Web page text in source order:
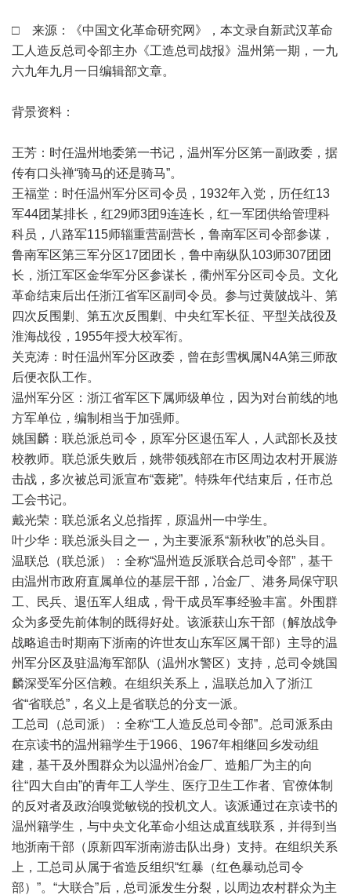
□ 来源：《中国文化革命研究网》，本文录自新武汉革命
工人造反总司令部主办《工造总司战报》温州第一期，一九
六九年九月一日编辑部文章。
背景资料：
王芳：时任温州地委第一书记，温州军分区第一副政委，据
传有口头禅“骑马的还是骑马”。
王福堂：时任温州军分区司令员，1932年入党，历任红13
军44团某排长，红29师3团9连连长，红一军团供给管理科
科员，八路军115师辎重营副营长，鲁南军区司令部参谋，
鲁南军区第三军分区17团团长，鲁中南纵队103师307团团
长，浙江军区金华军分区参谋长，衢州军分区司令员。文化
革命结束后出任浙江省军区副司令员。参与过黄陂战斗、第
四次反围剿、第五次反围剿、中央红军长征、平型关战役及
淮海战役，1955年授大校军衔。
关克涛：时任温州军分区政委，曾在彭雪枫属N4A第三师敌
后便衣队工作。
温州军分区：浙江省军区下属师级单位，因为对台前线的地
方军单位，编制相当于加强师。
姚国麟：联总派总司令，原军分区退伍军人，人武部长及技
校教师。联总派失败后，姚带领残部在市区周边农村开展游
击战，多次被总司派宣布“轰毙”。特殊年代结束后，任市总
工会书记。
戴光荣：联总派名义总指挥，原温州一中学生。
叶少华：联总派头目之一，为主要派系“新秋收”的总头目。
温联总（联总派）：全称“温州造反派联合总司令部”，基干
由温州市政府直属单位的基层干部，冶金厂、港务局保守职
工、民兵、退伍军人组成，骨干成员军事经验丰富。外围群
众为多受先前体制的既得好处。该派获山东干部（解放战争
战略追击时期南下浙南的许世友山东军区属干部）主导的温
州军分区及驻温海军部队（温州水警区）支持，总司令姚国
麟深受军分区信赖。在组织关系上，温联总加入了浙江
省“省联总”，名义上是省联总的分支一派。
工总司（总司派）：全称“工人造反总司令部”。总司派系由
在京读书的温州籍学生于1966、1967年相继回乡发动组
建，基干及外围群众为以温州冶金厂、造船厂为主的向
往“四大自由”的青年工人学生、医疗卫生工作者、官僚体制
的反对者及政治嗅觉敏锐的投机文人。该派通过在京读书的
温州籍学生，与中央文化革命小组达成直线联系，并得到当
地浙南干部（原新四军浙南游击队出身）支持。在组织关系
上，工总司从属于省造反组织“红暴（红色暴动总司令
部）”。“大联合”后，总司派发生分裂，以周边农村群众为主